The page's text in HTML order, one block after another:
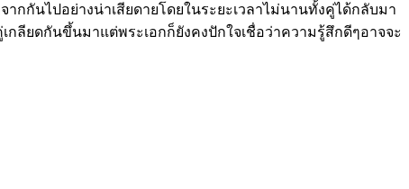
กกันไปอย่างน่าเสียดายโดยในระยะเวลาไม่นานทั้งคู่ได้กลับมา
ลียดกันขึ้นมาแต่พระเอกก็ยังคงปักใจเชื่อว่าความรู้สึกดีๆอาจจะ